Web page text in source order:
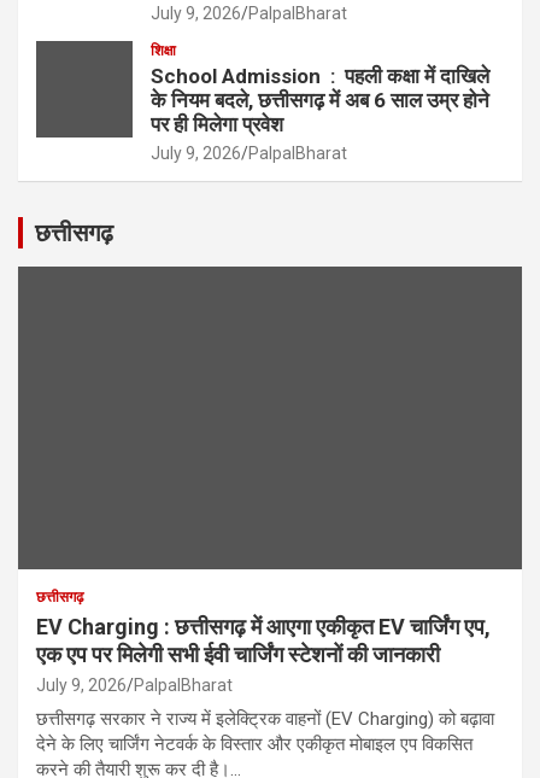
July 9, 2026 PalpalBharat
शिक्षा
School Admission : पहली कक्षा में दाखिले
के नियम बदले, छत्तीसगढ़ में अब 6 साल उम्र होने
पर ही मिलेगा प्रवेश
July 9, 2026 PalpalBharat
छत्तीसगढ़
छत्तीसगढ़
EV Charging : छत्तीसगढ़ में आएगा एकीकृत EV चार्जिंग एप,
एक एप पर मिलेगी सभी ईवी चार्जिंग स्टेशनों की जानकारी
July 9, 2026 PalpalBharat
छत्तीसगढ़ सरकार ने राज्य में इलेक्ट्रिक वाहनों (EV Charging) को बढ़ावा
देने के लिए चार्जिंग नेटवर्क के विस्तार और एकीकृत मोबाइल एप विकसित
करने की तैयारी शुरू कर दी है।…